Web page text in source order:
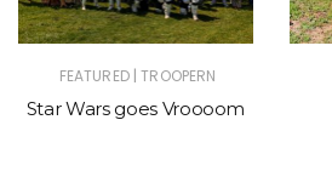
FEATURED | TROOPERN
Star Wars goes Vroooom